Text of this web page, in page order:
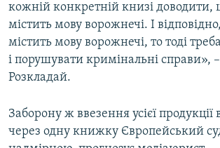
кожній конкретній книзі доводити,
містить мову ворожнечі. І
містить мову ворожнечі, то тоді
і порушувати кримінальні справи»,
Розкладай.
Заборону ж ввезення усієї
через одну книжку Європейський